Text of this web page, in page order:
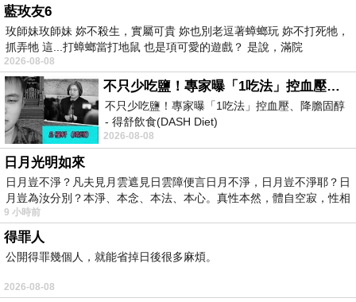
輕鬆卸妝創造完美肌膚關鍵
眼唇彩妝及清潔一次完成
甜白柚菁華增添細緻與滑嫩
洗後水嫩及光滑
商品訊息描述:
藍玫友6
玫師妹玫師妹 妳不殺生，實屬可貴 妳也別老逗著蟑螂玩 妳不打死牠，
抓弄牠 這...打蟑螂當打地鼠 也是項可愛的遊戲？ 是說，滿院
2026-08-08
不只少吃鹽！專家曝「1吃法」控血壓、降膽固醇 - 得舒飲食(DASH Diet)
不只少吃鹽！專家曝「1吃法」控血壓、降膽固醇
- 得舒飲食(DASH Diet)
https://www.facebook.com/dietitiansophia/
2026-08-08
日月光明如來
日月豈不淨？凡夫見月雲遮見日雲障便言日月不淨，日月豈不淨耶？日
月豈為汝分別？本淨、本念、本法、本心。真性本然，體自空寂，性相
9 小時前
得罪人
公開得罪幾個人，就能省掉日後很多麻煩。
2026-08-08